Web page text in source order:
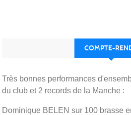
COMPTE-
Très bonnes performances
du club et 2 records de la Manche :
Dominique BELEN sur 100 brasse